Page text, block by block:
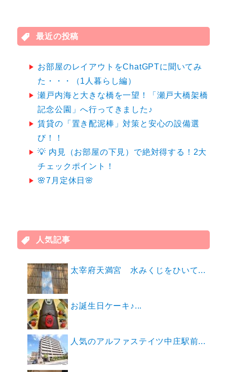
最近の投稿
お部屋のレイアウトをChatGPTに聞いてみ
た・・・（1人暮らし編）
瀬戸内海と大きな橋を一望！「瀬戸大橋架橋
記念公園」へ行ってきました♪
賃貸の「置き配泥棒」対策と安心の設備選
び！！
💡 内見（お部屋の下見）で絶対得する！2大
チェックポイント！
🌸7月定休日🌸
人気記事
太宰府天満宮 水みくじをひいて...
お誕生日ケーキ♪...
人気のアルファステイツ中庄駅前...